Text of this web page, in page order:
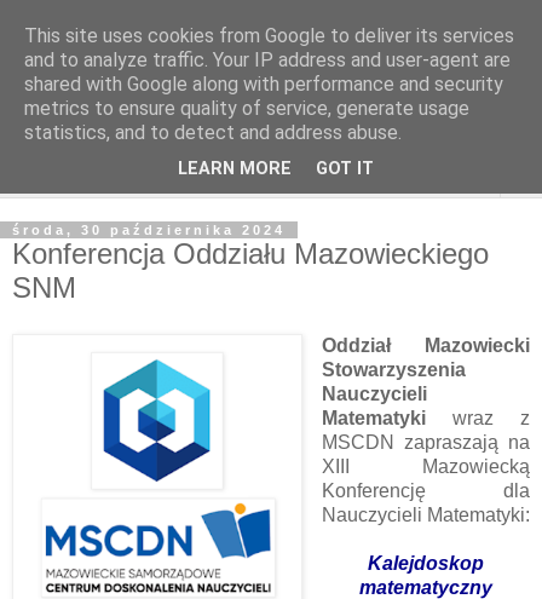
środa, 30 października 2024
Konferencja Oddziału Mazowieckiego
SNM
Oddział Mazowiecki
Stowarzyszenia
Nauczycieli
Matematykiwraz z
MSCDN zapraszają na
XIII Mazowiecką
Konferencję dla
Nauczycieli Matematyki:
Kalejdoskop
matematyczny
This site uses cookies from Google to deliver its services
and to analyze traffic. Your IP address and user-agent are
shared with Google along with performance and security
metrics to ensure quality of service, generate usage
statistics, and to detect and address abuse.
LEARN MORE GOT IT